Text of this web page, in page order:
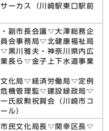
ーカス（川崎駅東口駅前
副市長会議▽大澤総務企
会事務局▽北健康福祉局
黒川雅夫・神奈川県内広
長ら▽金子上下水道事業
文化局▽経済労働局▽定例
機管理監▽建設緑政局▽
叙勲祝賀会（川崎市コ
ル）
市民文化局長▽関幸区長▽